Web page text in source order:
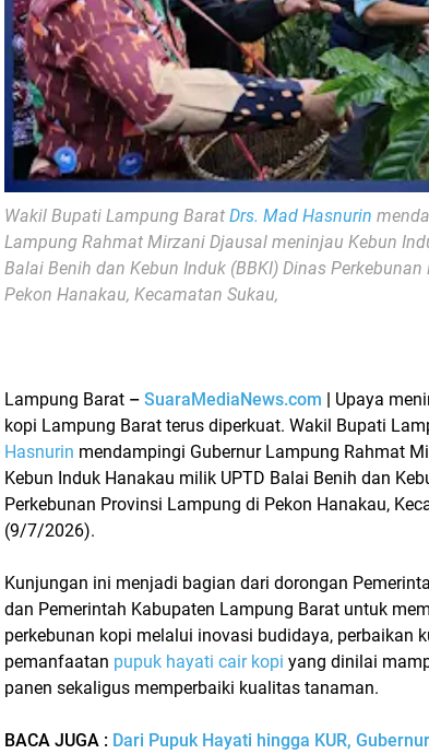
Wakil Bupati Lampung Barat Drs. Mad Hasnurin
Lampung Rahmat Mirzani Djausal meninjau Kebun
Balai Benih dan Kebun Induk (BBKI) Dinas
Pekon Hanakau, Kecamatan Sukau,
Lampung Barat – SuaraMediaNews.com | Upaya
kopi Lampung Barat terus diperkuat. Wakil Bupati
Hasnurin mendampingi Gubernur Lampung Rahmat
Kebun Induk Hanakau milik UPTD Balai Benih dan
Perkebunan Provinsi Lampung di Pekon Hanakau,
(9/7/2026).
Kunjungan ini menjadi bagian dari dorongan
dan Pemerintah Kabupaten Lampung Barat untuk
perkebunan kopi melalui inovasi budidaya, perbaikan
pemanfaatan pupuk hayati cair kopi yang dinilai
panen sekaligus memperbaiki kualitas tanaman.
BACA JUGA : Dari Pupuk Hayati hingga KUR,